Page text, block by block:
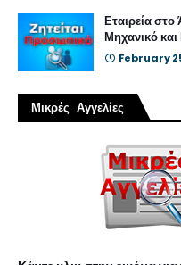
Εταιρεία
Μηχανικό
February
Μικρές Αγγελίες